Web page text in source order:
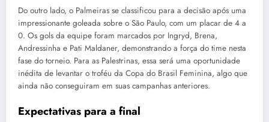
Do outro lado, o Palmeiras se classificou para a decisão após uma
impressionante goleada sobre o São Paulo, com um placar de 4 a
0. Os gols da equipe foram marcados por Ingryd, Brena,
Andressinha e Pati Maldaner, demonstrando a força do time nesta
fase do torneio. Para as Palestrinas, essa será uma oportunidade
inédita de levantar o troféu da Copa do Brasil Feminina, algo que
ainda não conseguiram em suas campanhas anteriores.
Expectativas para a final